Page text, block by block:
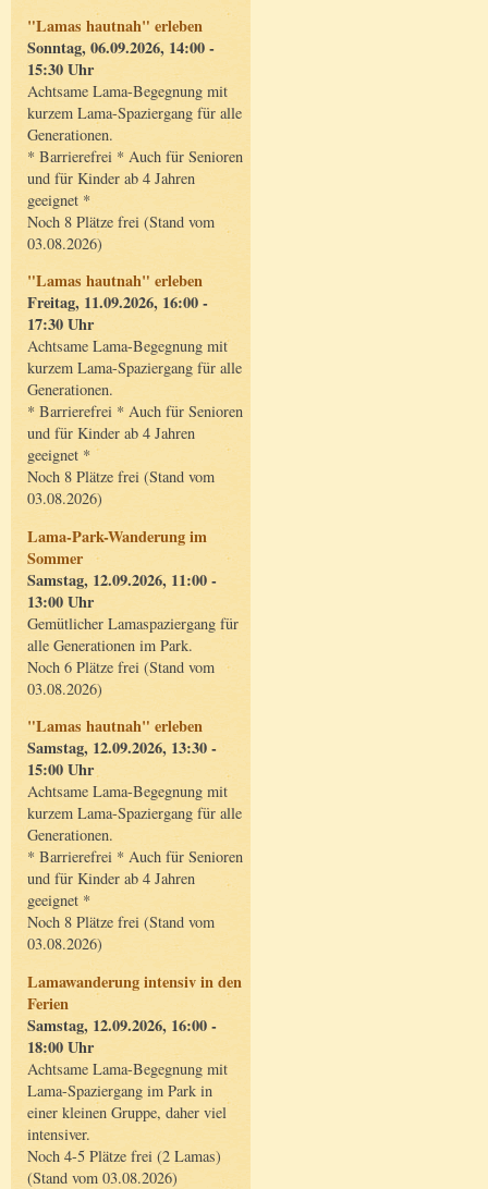
"Lamas hautnah" erleben
Sonntag, 06.09.2026, 14:00 -
15:30 Uhr
Achtsame Lama-Begegnung mit
kurzem Lama-Spaziergang für alle
Generationen.
* Barrierefrei * Auch für Senioren
und für Kinder ab 4 Jahren
geeignet *
Noch 8 Plätze frei (Stand vom
03.08.2026)
"Lamas hautnah" erleben
Freitag, 11.09.2026, 16:00 -
17:30 Uhr
Achtsame Lama-Begegnung mit
kurzem Lama-Spaziergang für alle
Generationen.
* Barrierefrei * Auch für Senioren
und für Kinder ab 4 Jahren
geeignet *
Noch 8 Plätze frei (Stand vom
03.08.2026)
Lama-Park-Wanderung im
Sommer
Samstag, 12.09.2026, 11:00 -
13:00 Uhr
Gemütlicher Lamaspaziergang für
alle Generationen im Park.
Noch 6 Plätze frei (Stand vom
03.08.2026)
"Lamas hautnah" erleben
Samstag, 12.09.2026, 13:30 -
15:00 Uhr
Achtsame Lama-Begegnung mit
kurzem Lama-Spaziergang für alle
Generationen.
* Barrierefrei * Auch für Senioren
und für Kinder ab 4 Jahren
geeignet *
Noch 8 Plätze frei (Stand vom
03.08.2026)
Lamawanderung intensiv in den
Ferien
Samstag, 12.09.2026, 16:00 -
18:00 Uhr
Achtsame Lama-Begegnung mit
Lama-Spaziergang im Park in
einer kleinen Gruppe, daher viel
intensiver.
Noch 4-5 Plätze frei (2 Lamas)
(Stand vom 03.08.2026)